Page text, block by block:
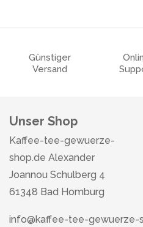
Günstiger
Versand
Unser Shop
Kaffee-tee-gewuerze-
shop.de Alexander
Joannou Schulberg 4
61348 Bad Homburg
info@kaffee-tee-gewuerze-